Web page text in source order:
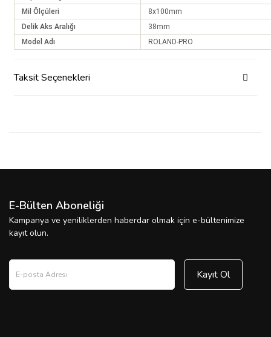
Mil Ölçüleri
8x100mm
Delik Aks Aralığı
38mm
Model Adı
ROLAND-PRO
Taksit Seçenekleri
E-Bülten Aboneliği
Kampanya ve yeniliklerden haberdar olmak için e-bültenimize
kayıt olun.
Kayıt Ol